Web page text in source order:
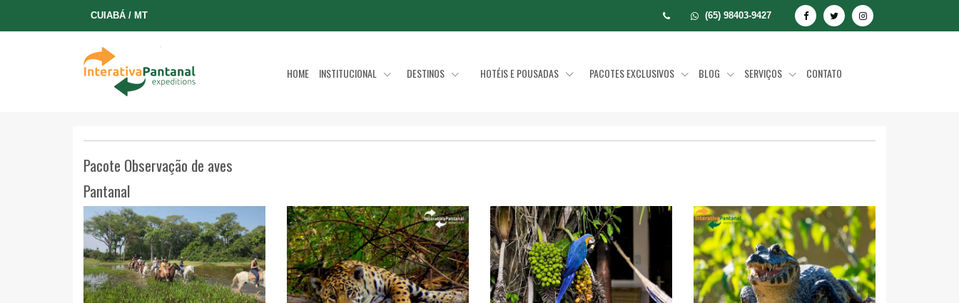
CUIABÁ / MT (65) 98403-9427
HOME INSTITUCIONAL DESTINOS HOTÉIS E POUSADAS PACOTES EXCLUSIVOS BLOG SERVIÇOS CONTATO
Pacote Observação de aves
Pantanal